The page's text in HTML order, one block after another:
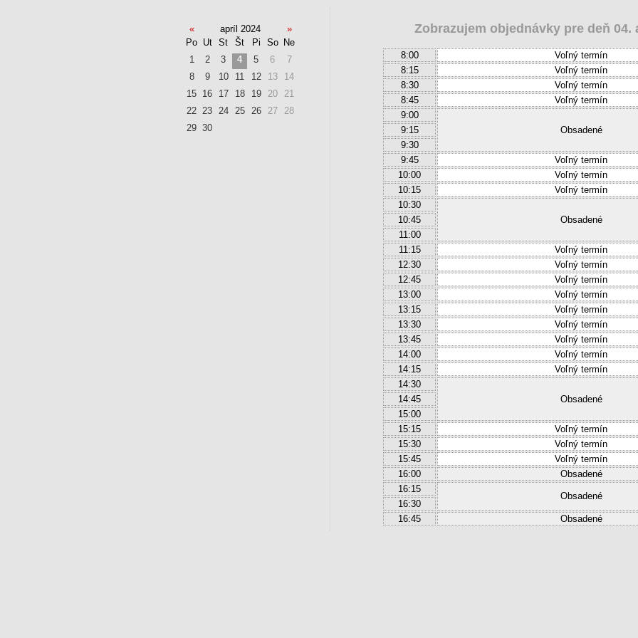
Zobrazujem objednávky pre deň 04.
8:00
Voľný termín
8:15
Voľný termín
8:30
Voľný termín
8:45
Voľný termín
9:00
Obsadené
9:15
9:30
9:45
Voľný termín
10:00
Voľný termín
10:15
Voľný termín
10:30
Obsadené
10:45
11:00
11:15
Voľný termín
12:30
Voľný termín
12:45
Voľný termín
13:00
Voľný termín
13:15
Voľný termín
13:30
Voľný termín
13:45
Voľný termín
14:00
Voľný termín
14:15
Voľný termín
14:30
Obsadené
14:45
15:00
15:15
Voľný termín
15:30
Voľný termín
15:45
Voľný termín
16:00
Obsadené
16:15
Obsadené
16:30
16:45
Obsadené
« apríl 2024
»
Po Ut St Št Pi So
Ne
1
2 3 4 5 6
7
8
9 10 11 12 13
14
15 16 17 18 19 20
21
22 23 24 25 26 27
28
29 30